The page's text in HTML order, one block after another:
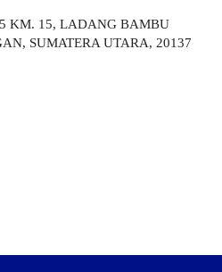
KM. 15, LADANG BAMBU
SUMATERA UTARA, 20137